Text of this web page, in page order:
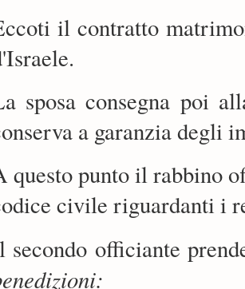
il contratto
sposa consegna poi
a garanzia degli
questo punto il rabbino
civile riguardanti i
secondo officiante